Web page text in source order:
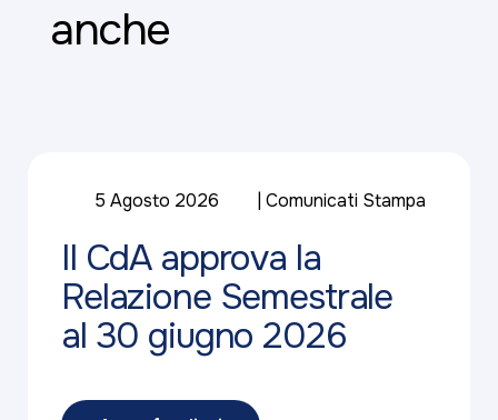
anche
5 Agosto 2026 Comunicati Stampa
Il CdA approva la
Relazione Semestrale
al 30 giugno 2026